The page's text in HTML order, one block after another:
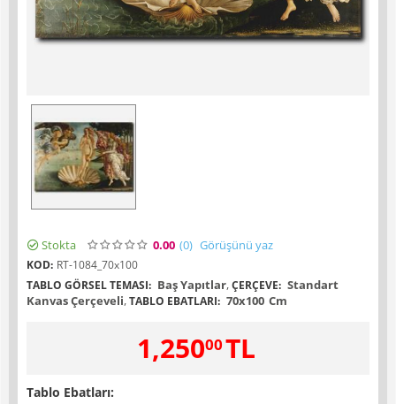
Stokta 0.00 (0) Görüşünü yaz
KOD: RT-1084_70x100
TABLO GÖRSEL TEMASI: Baş Yapıtlar,ÇERÇEVE: Standart
Kanvas Çerçeveli,TABLO EBATLARI: 70x100 Cm
1,25000TL
Tablo Ebatları: